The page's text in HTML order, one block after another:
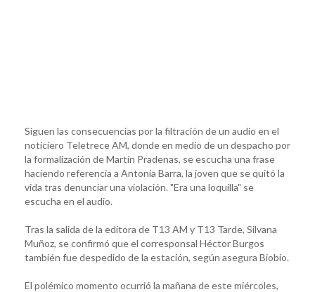
Siguen las consecuencias por la filtración de un audio en el
noticiero Teletrece AM, donde en medio de un despacho por
la formalización de Martín Pradenas, se escucha una frase
haciendo referencia a Antonia Barra, la joven que se quitó la
vida tras denunciar una violación. "Era una loquilla" se
escucha en el audio.
Tras la salida de la editora de T13 AM y T13 Tarde, Silvana
Muñoz, se confirmó que el corresponsal Héctor Burgos
también fue despedido de la estación, según asegura Biobío.
El polémico momento ocurrió la mañana de este miércoles,